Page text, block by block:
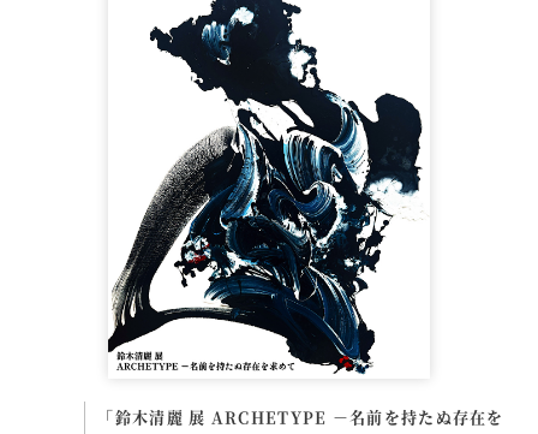
「鈴木清麗 展 ARCHETYPE －名前を持たぬ存在を